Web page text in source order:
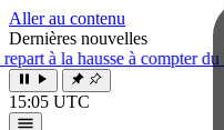
Aller au contenu
Dernières nouvelles
hausse à compter du 1er août
15:05 UTC